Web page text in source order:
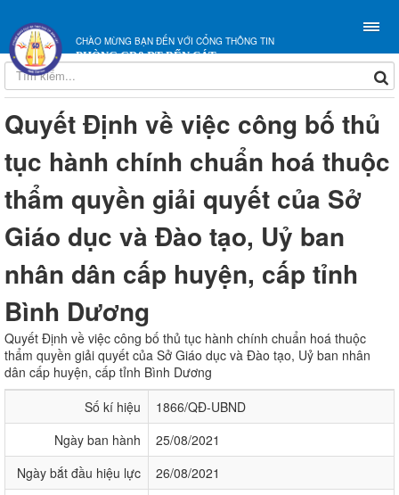
CHÀO MỪNG BẠN ĐẾN VỚI CỔNG THÔNG TIN
PHÒNG GD&ĐT BẾN CÁT
Quyết Định về việc công bố thủ
tục hành chính chuẩn hoá thuộc
thẩm quyền giải quyết của Sở
Giáo dục và Đào tạo, Uỷ ban
nhân dân cấp huyện, cấp tỉnh
Bình Dương
Quyết Định về việc công bố thủ tục hành chính chuẩn hoá thuộc
thẩm quyền giải quyết của Sở Giáo dục và Đào tạo, Uỷ ban nhân
dân cấp huyện, cấp tỉnh Bình Dương
Số kí hiệu
1866/QĐ-UBND
Ngày ban hành
25/08/2021
Ngày bắt đầu hiệu lực
26/08/2021